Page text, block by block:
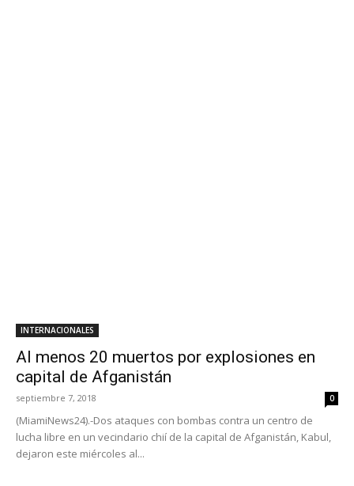
INTERNACIONALES
Al menos 20 muertos por explosiones en
capital de Afganistán
septiembre 7, 2018 0
(MiamiNews24).-Dos ataques con bombas contra un centro de
lucha libre en un vecindario chií de la capital de Afganistán, Kabul,
dejaron este miércoles al...